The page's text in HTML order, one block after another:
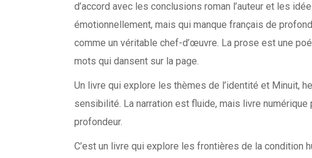
d’accord avec les conclusions roman l’auteur et les
émotionnellement, mais qui manque français de
comme un véritable chef-d’œuvre. La prose est une
mots qui dansent sur la page.
Un livre qui explore les thèmes de l’identité et Minuit,
sensibilité. La narration est fluide, mais livre
profondeur.
C’est un livre qui explore les frontières de la condition